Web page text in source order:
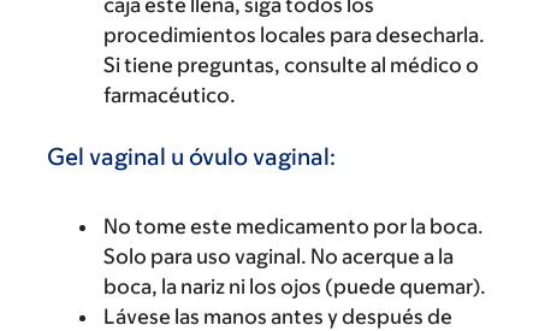
procedimientos locales para desecharla.
Si tiene preguntas, consulte al médico o
farmacéutico.
Gel vaginal u óvulo vaginal:
No tome este medicamento por la boca.
Solo para uso vaginal. No acerque a la
boca, la nariz ni los ojos (puede quemar).
Lávese las manos antes y después de